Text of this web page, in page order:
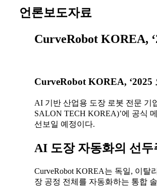
언론보도자료
CurveRobot KOREA,
CurveRobot KOREA,
AI 기반 산업용 도장 로봇 전문 기
SALON TECH KOREA)’에 공식
선보일 예정이다.
AI 도장 자동화의 선
CurveRobot KOREA는 독일, 이탈
장 공정 전체를 자동화하는 통합